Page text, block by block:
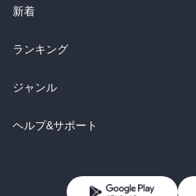
ラノベ
雑誌・グラビア
BL・TL
総合
ラノベ
雑誌・グラビア
BL・TL
新着
総合
ラノベ
雑誌・グラビア
ランキング
総合
ラノベ
ジャンル
コミック
ヘルプ&サポート